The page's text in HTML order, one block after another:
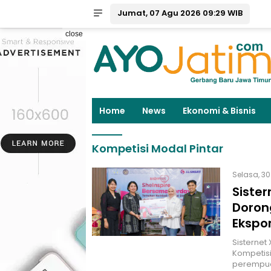
Jumat, 07 Agu 2026 09:29 WIB
close
Home News Ekonomi & Bisnis
Kompetisi Modal Pintar
Selasa, 30
Sisternet